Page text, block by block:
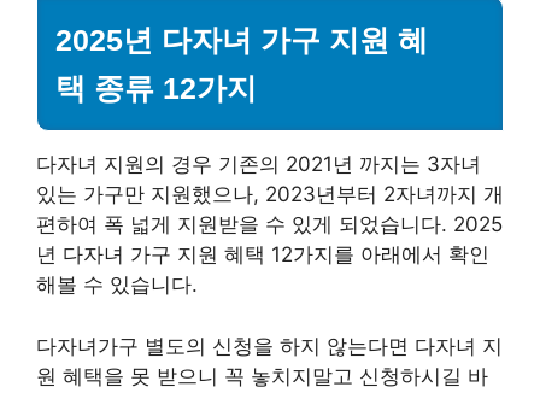
2025년 다자녀 가구 지원 혜
택 종류 12가지
다자녀 지원의 경우 기존의 2021년 까지는 3자녀
있는 가구만 지원했으나, 2023년부터 2자녀까지 개
편하여 폭 넓게 지원받을 수 있게 되었습니다. 2025
년 다자녀 가구 지원 혜택 12가지를 아래에서 확인
해볼 수 있습니다.
다자녀가구 별도의 신청을 하지 않는다면 다자녀 지
원 혜택을 못 받으니 꼭 놓치지말고 신청하시길 바